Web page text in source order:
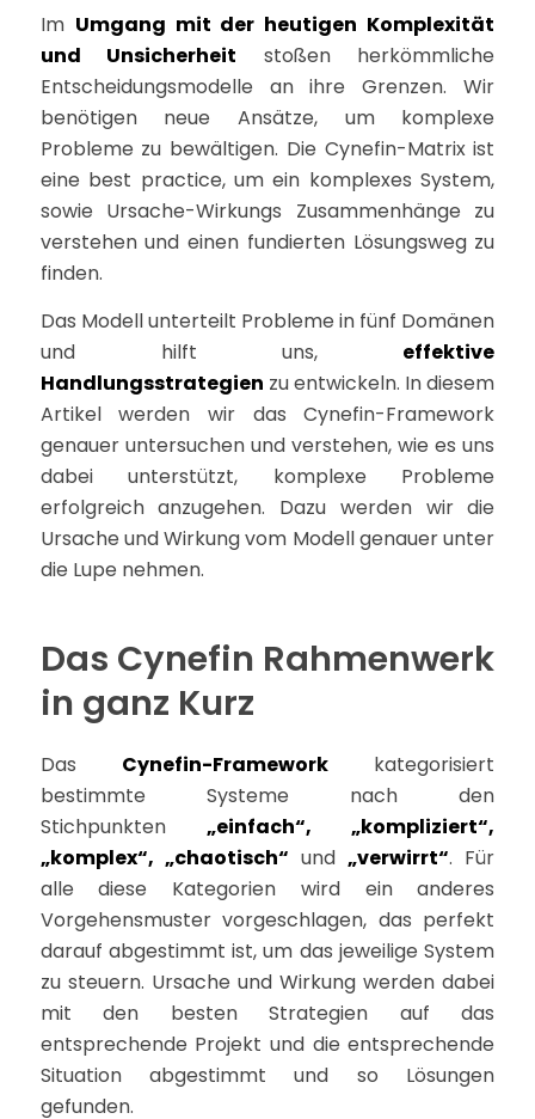
Im Umgang mit der heutigen Komplexität
und Unsicherheit stoßen herkömmliche
Entscheidungsmodelle an ihre Grenzen. Wir
benötigen neue Ansätze, um komplexe
Probleme zu bewältigen. Die Cynefin-Matrix ist
eine best practice, um ein komplexes System,
sowie Ursache-Wirkungs Zusammenhänge zu
verstehen und einen fundierten Lösungsweg zu
finden.
Das Modell unterteilt Probleme in fünf Domänen
und hilft uns, effektive
Handlungsstrategien zu entwickeln. In diesem
Artikel werden wir das Cynefin-Framework
genauer untersuchen und verstehen, wie es uns
dabei unterstützt, komplexe Probleme
erfolgreich anzugehen. Dazu werden wir die
Ursache und Wirkung vom Modell genauer unter
die Lupe nehmen.
Das Cynefin Rahmenwerk
in ganz Kurz
Das Cynefin-Framework kategorisiert
bestimmte Systeme nach den
Stichpunkten „einfach“, „kompliziert“,
„komplex“, „chaotisch“ und „verwirrt“. Für
alle diese Kategorien wird ein anderes
Vorgehensmuster vorgeschlagen, das perfekt
darauf abgestimmt ist, um das jeweilige System
zu steuern. Ursache und Wirkung werden dabei
mit den besten Strategien auf das
entsprechende Projekt und die entsprechende
Situation abgestimmt und so Lösungen
gefunden.